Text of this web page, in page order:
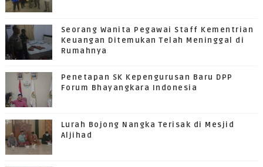
Seorang Wanita Pegawai Staff Kementrian
Keuangan Ditemukan Telah Meninggal di
Rumahnya
Penetapan SK Kepengurusan Baru DPP
Forum Bhayangkara Indonesia
Lurah Bojong Nangka Terisak di Mesjid
Aljihad